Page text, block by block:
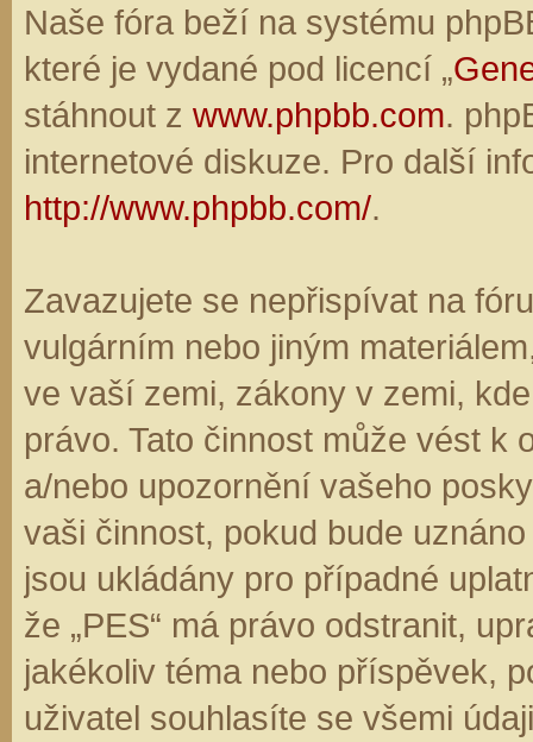
Naše fóra beží na systému
které je vydané pod licencí „
stáhnout z www.phpbb.com.
internetové diskuze. Pro další
http://www.phpbb.com/.
Zavazujete se nepřispívat na
vulgárním nebo jiným
ve vaší zemi, zákony v zemi,
právo. Tato činnost může vést k
a/nebo upozornění vašeho
vaši činnost, pokud bude
jsou ukládány pro případné
že „PES“ má právo odstranit,
jakékoliv téma nebo příspěvek,
uživatel souhlasíte se všemi